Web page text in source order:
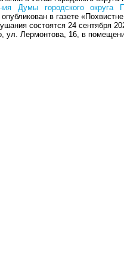
Думы городского округа
опубликован в газете
состоятся 24 сентября
ул. Лермонтова, 16, в